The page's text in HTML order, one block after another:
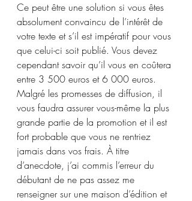
Ce peut être une solution si vous êtes
absolument convaincu de l’intérêt de
votre texte et s’il est impératif pour vous
que celui-ci soit publié. Vous devez
cependant savoir qu’il vous en coûtera
entre 3 500 euros et 6 000 euros.
Malgré les promesses de diffusion, il
vous faudra assurer vous-même la plus
grande partie de la promotion et il est
fort probable que vous ne rentriez
jamais dans vos frais. À titre
d’anecdote, j’ai commis l’erreur du
débutant de ne pas assez me
renseigner sur une maison d’édition et